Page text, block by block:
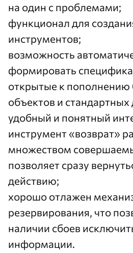
на один с проблемами;
функционал для
инструментов;
возможность
формировать
открытые к пополнению
объектов и
удобный и понятный
инструмент «возврат»
множеством
позволяет сразу
действию;
хорошо отлажен
резервирования, что
наличии сбоев
информации.